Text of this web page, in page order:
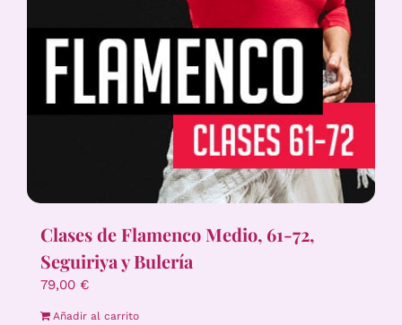
Clases de Flamenco Medio, 61-72,
Seguiriya y Bulería
79,00 €
Añadir al carrito